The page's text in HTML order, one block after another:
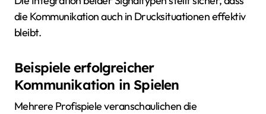
die Kommunikation auch in Drucksituationen effektiv
bleibt.
Beispiele erfolgreicher
Kommunikation in Spielen
Mehrere Profispiele veranschaulichen die